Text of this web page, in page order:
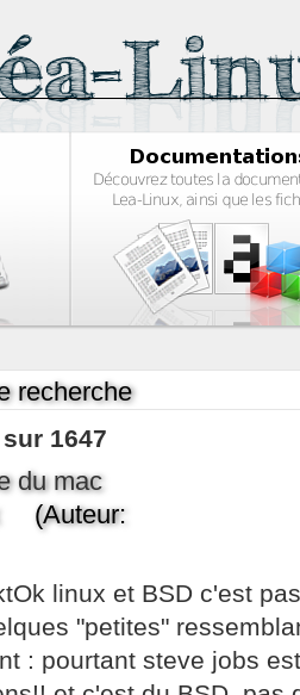
recherche
1647
du mac
linux et BSD c'est
"petites"
: pourtant steve jobs